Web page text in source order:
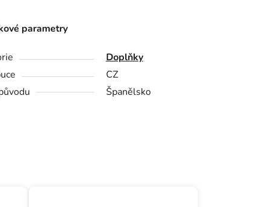
parametry
Doplňky
CZ
Španělsko